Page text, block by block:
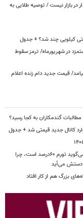
بازار نیست / توصیه طلایی به
در شهریورماه/ ترمز سقوط
نیامد/ قیمت جدید دام زنده اعلام
گندمکاران به کجا رسید؟
چرا سقف ۲۵درصدی افزایش اجاره رعایت نمی‌شود؟/ مالک می‌گوید تورم ۶۰درصد است، چرا
بزرگ هم از کار افتاد